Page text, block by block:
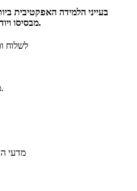
בעייני הלמידה האפקטיבית
מבסיסו ויודע להסתדר אחרי השיעור גם לבדו.
לשלוח
מדעי